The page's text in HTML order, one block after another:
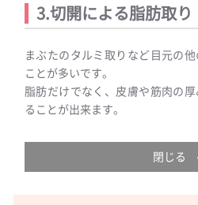
3.切開による脂肪取り
まぶたのタルミ取りなど目元の
ことが多いです。
脂肪だけでなく、皮膚や筋肉の
ることが出来ます。
閉じる